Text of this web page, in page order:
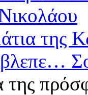
της
της